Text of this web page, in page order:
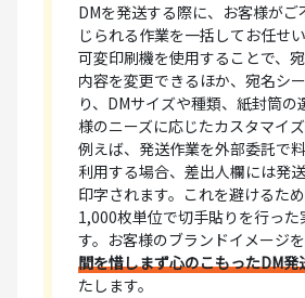
DMを発送する際に、お客様がご
じられる作業を一括してお任せい
可変印刷機を使用することで、
内容を変更できるほか、宛名シ
り、DMサイズや種類、紙封筒の
様のニーズに応じたカスタマイズ
例えば、発送作業を外部委託で
利用する場合、差出人欄には発
印字されます。これを避けるた
1,000枚単位で切手貼りを行った
す。お客様のブランドイメージを
間を惜しまず心のこもったDM発
たします。